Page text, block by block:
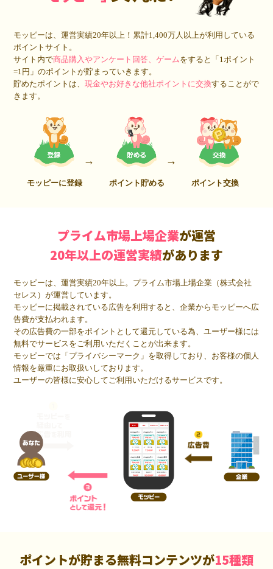
モッピーは、運営実績20年以上！累計1,400万人 以上が利用している
ポイントサイト。
サイト内で商品購入やアンケート回答、ゲームをすると「1ポイント
=1円」のポイントが貯まっていきます。
貯めたポイントは、現金やお好きな他社ポイントに交換することがで
きます。
モッピーに登録 ポイント貯める ポイント交換
プライム市場上場企業が運営
20年以上の運営実績があります
モッピーは、運営実績20年以上。プライム市場上場企業（株式会社
セレス）が運営しています。
モッピーに掲載されている広告を利用すると、企業からモッピーへ広
告費が支払われます。
その広告費の一部をポイントとして還元している為、ユーザー様には
無料でサービスをご利用いただくことが出来ます。
モッピーでは「プライバシーマーク」を取得しており、お客様の個人
情報を厳重にお取扱いしております。
ユーザーの皆様に安心してご利用いただけるサービスです。
ポイントが貯まる無料コンテンツが15種類